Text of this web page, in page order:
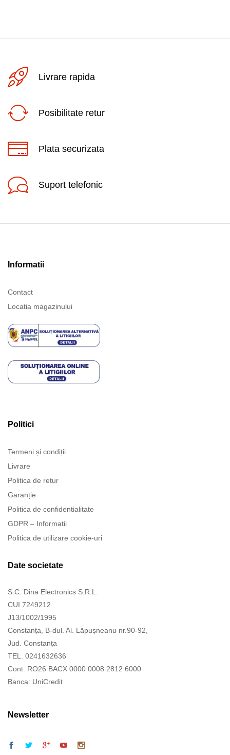
Livrare rapida
Posibilitate retur
Plata securizata
Suport telefonic
Informatii
Contact
Locatia magazinului
Politici
Termeni și condiții
Livrare
Politica de retur
Garanție
Politica de confidentialitate
GDPR – Informatii
Politica de utilizare cookie-uri
Date societate
S.C. Dina Electronics S.R.L.
CUI 7249212
J13/1002/1995
Constanța, B-dul. Al. Lăpușneanu nr.90-92,
Jud. Constanța
TEL. 0241632636
Cont: RO26 BACX 0000 0008 2812 6000
Banca: UniCredit
Newsletter